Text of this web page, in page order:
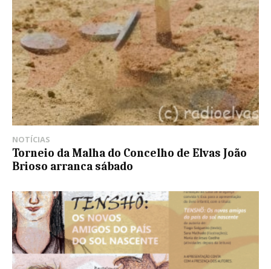
NOTÍCIAS
Torneio da Malha do Concelho de Elvas João
Brioso arranca sábado